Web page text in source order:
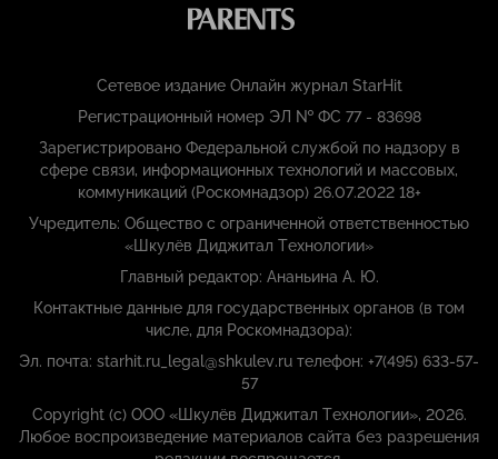
Сетевое издание Онлайн журнал StarHit
Регистрационный номер ЭЛ № ФС 77 - 83698
Зарегистрировано Федеральной службой по надзору в
сфере связи, информационных технологий и массовых,
коммуникаций (Роскомнадзор) 26.07.2022 18+
Учредитель: Общество с ограниченной ответственностью
«Шкулёв Диджитал Технологии»
Главный редактор: Ананьина А. Ю.
Контактные данные для государственных органов (в том
числе, для Роскомнадзора):
Эл. почта: starhit.ru_legal@shkulev.ru телефон: +7(495) 633-57-
57
Copyright (с) ООО «Шкулёв Диджитал Технологии», 2026.
Любое воспроизведение материалов сайта без разрешения